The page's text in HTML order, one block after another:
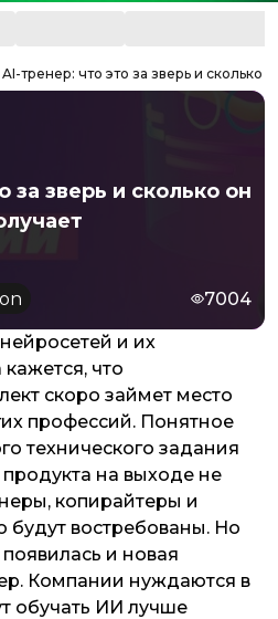
AI-тренер: что это за зверь и сколько
за зверь и сколько он
7004
и их
что
скоро займет место
профессий. Понятное
технического задания
на выходе не
копирайтеры и
востребованы. Но
и новая
Компании нуждаются в
обучать ИИ лучше